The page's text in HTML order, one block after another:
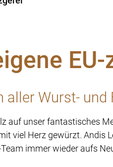
aller Wurst-
auf unser fantastisches
viel Herz gewürzt. Andis
immer wieder aufs